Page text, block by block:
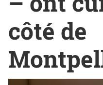
côté de